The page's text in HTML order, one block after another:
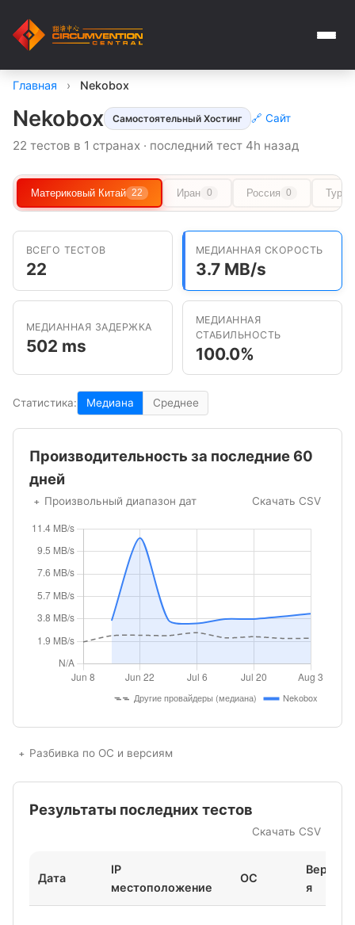
Главная › Nekobox
Nekobox Самостоятельный Хостинг 🔗 Сайт
22 тестов в 1 странах · последний тест 4h назад
Материковый Китай 22 Иран 0 Россия 0
ВСЕГО ТЕСТОВ
22
МЕДИАННАЯ СКОРОСТЬ
3.7 MB/s
МЕДИАННАЯ ЗАДЕРЖКА
502 ms
МЕДИАННАЯ
СТАБИЛЬНОСТЬ
100.0%
Статистика: Медиана Среднее
Производительность за последние 60
дней
Произвольный диапазон дат Скачать CSV
Разбивка по ОС и версиям
Результаты последних тестов
Скачать CSV
Дата
IP
местоположение
ОС
Верси
я